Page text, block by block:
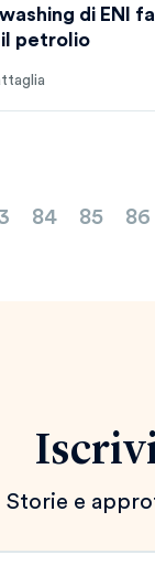
di ENI
petrolio
84 85 86
Storie e